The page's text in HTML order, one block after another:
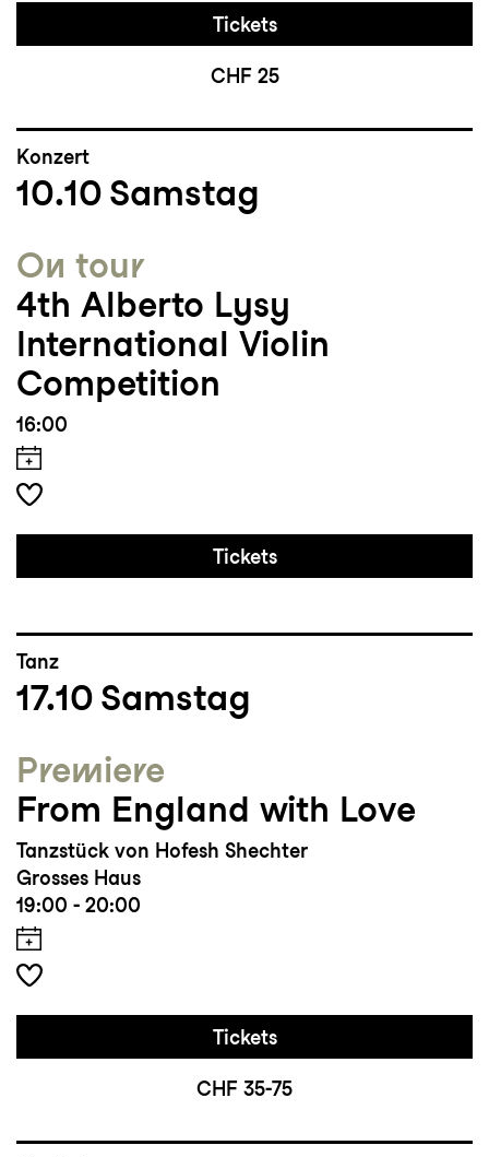
Tickets
CHF 25
Konzert
10.10 Samstag
On tour
4th Alberto Lysy
International Violin
Competition
16:00
Tickets
Tanz
17.10 Samstag
Premiere
From England with Love
Tanzstück von Hofesh Shechter
Grosses Haus
19:00 - 20:00
Tickets
CHF 35-75